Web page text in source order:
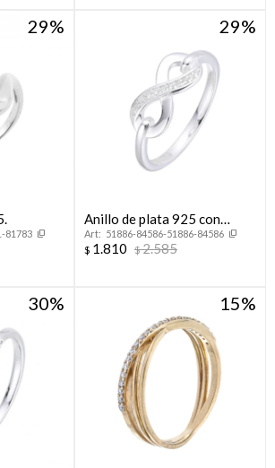
29
81783
29
Anillo de plata 925 con
circonias, INFINITO.
51886-84586-51886-84586
$ 1.810 $2.585
30 15